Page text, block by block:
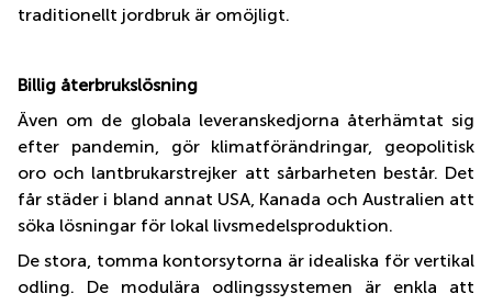
traditionellt jordbruk är omöjligt.
Billig återbrukslösning
Även om de globala leveranskedjorna återhämtat sig
efter pandemin, gör klimatförändringar, geopolitisk
oro och lantbrukarstrejker att sårbarheten består. Det
får städer i bland annat USA, Kanada och Australien att
söka lösningar för lokal livsmedelsproduktion.
De stora, tomma kontorsytorna är idealiska för vertikal
odling. De modulära odlingssystemen är enkla att